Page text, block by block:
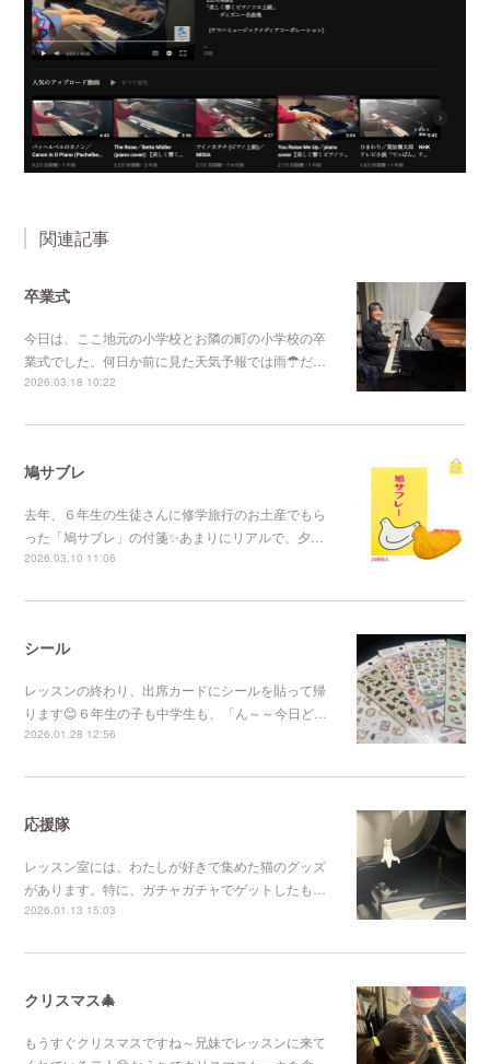
関連記事
卒業式
今日は、ここ地元の小学校とお隣の町の小学校の卒
業式でした。何日か前に見た天気予報では雨☂だ…
2026.03.18 10:22
鳩サブレ
去年、６年生の生徒さんに修学旅行のお土産でもら
った「鳩サブレ」の付箋✨あまりにリアルで、夕…
2026.03.10 11:06
シール
レッスンの終わり、出席カードにシールを貼って帰
ります😊６年生の子も中学生も、「ん～～今日ど…
2026.01.28 12:56
応援隊
レッスン室には、わたしが好きで集めた猫のグッズ
があります。特に、ガチャガチャでゲットしたも…
2026.01.13 15:03
クリスマス🎄
もうすぐクリスマスですね～兄妹でレッスンに来て